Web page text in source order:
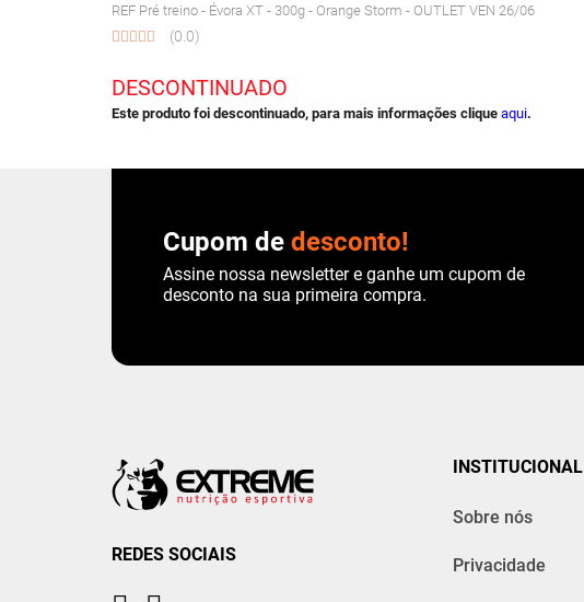
REF Pré treino - Évora XT - 300g - Orange Storm - OUTLET VEN 26/06
(0.0)
DESCONTINUADO
Este produto foi descontinuado, para mais informações clique aqui.
Cupom de desconto!
Assine nossa newsletter e ganhe um cupom de
desconto na sua primeira compra.
REDES SOCIAIS
INSTITUCIONAL
Sobre nós
Privacidade